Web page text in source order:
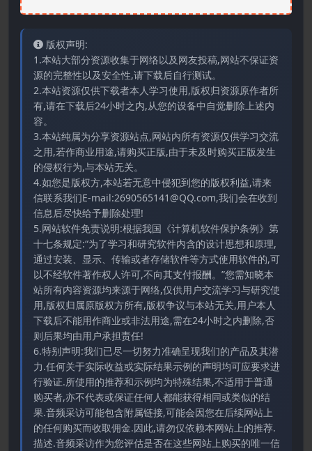
版权声明:
1.本站大部分资源收集于网络以及网友投稿,网站不保证资
源的完整性以及安全性,请下载后自行测试。
2.本站资源仅供下载者本人学习使用,版权归资源原作者所
有,请在下载后24小时之内,从您的设备中自觉删除上述内
容。
3.本站纯属为分享资源站点,网站内所有资源仅供学习交流
之用,若作商业用途,请购买正版,由于未及时购买正版发生
的侵权行为,与本站无关。
4.如您是版权方,本站若无意中侵犯到您的版权利益,请来
信联系我们E-mail:2690565141@QQ.com,我们会在收到
信息后尽快给予删除处理!
5.网站软件免责说明:根据我国《计算机软件保护条例》第
十七条规定:“为了学习和研究软件内含的设计思想和原理,
通过安装、显示、传输或者存储软件等方式使用软件的,可
以不经软件著作权人许可,不向其支付报酬。”您需知晓本
站所有内容资源均来源于网络,仅供用户交流学习与研究使
用,版权归属原版权方所有,版权争议与本站无关,用户本人
下载后不能用作商业或非法用途,需在24小时之内删除,否
则后果均由用户承担责任!
6.特别声明:我们已尽一切努力准确呈现我们的产品及其潜
力.任何关于实际收益或实际结果示例的声明均可应要求进
行验证.所使用的推荐和示例均为特殊结果,不适用于普通
购买者,亦不代表或保证任何人都能获得相同或类似的结
果.音频采访可能包含附属链接,可能会因您在后续网站上
的任何购买而收取佣金.因此,请勿仅依赖本网站上的推荐.
描述.音频采访作为您评估是否在这些网站上购买的唯一信